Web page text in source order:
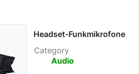
Headset-Funkmikrofone
Category
Audio